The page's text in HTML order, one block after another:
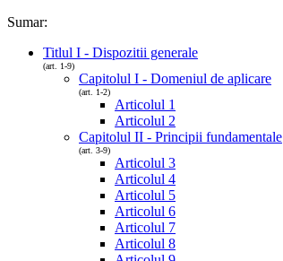
Sumar:
Titlul I - Dispozitii generale
(art. 1-9)
Capitolul I - Domeniul de aplicare
(art. 1-2)
Articolul 1
Articolul 2
Capitolul II - Principii fundamentale
(art. 3-9)
Articolul 3
Articolul 4
Articolul 5
Articolul 6
Articolul 7
Articolul 8